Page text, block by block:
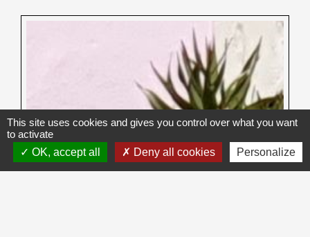
This site uses cookies and gives you control over what you want
to activate
OK, accept all
Deny all cookies Personalize